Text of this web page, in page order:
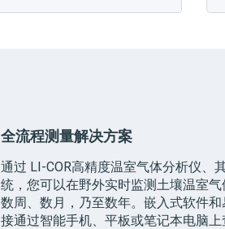
全流程测量解决方案
通过 LI-COR高精度温室气体分析仪、
统，您可以在野外实时监测土壤温室
数周、数月，乃至数年。嵌入式软件
接通过智能手机、平板或笔记本电脑